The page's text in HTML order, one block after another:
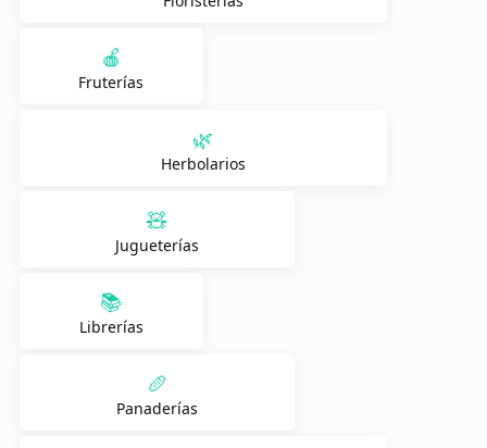
🍎
Fruterías
🌿
Herbolarios
🧸
Jugueterías
📚
Librerías
🥖
Panaderías